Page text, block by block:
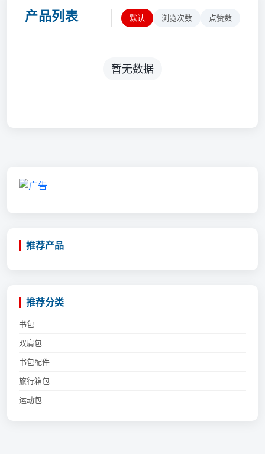
产品列表 默认 浏览次数 点赞数
暂无数据
推荐产品
推荐分类
书包
双肩包
书包配件
旅行箱包
运动包